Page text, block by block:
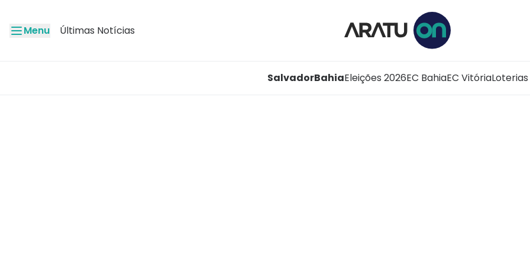
Menu Últimas Notícias
SalvadorBahiaEleições 2026EC BahiaEC VitóriaLoterias